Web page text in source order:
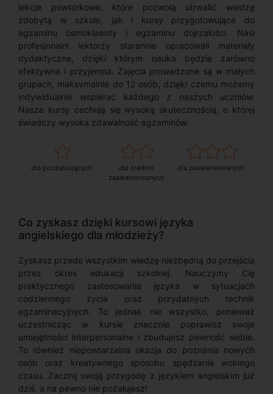
lekcje powtórkowe, które pozwolą utrwalić wiedzę
zdobytą w szkole, jak i kursy przygotowujące do
egzaminu ósmoklasisty i egzaminu dojrzałości. Nasi
profesjonalni lektorzy starannie opracowali materiały
dydaktyczne, dzięki którym nauka będzie zarówno
efektywna i przyjemna. Zajęcia prowadzone są w małych
grupach, maksymalnie do 12 osób, dzięki czemu możemy
indywidualnie wspierać każdego z naszych uczniów.
Nasze kursy cechują się wysoką skutecznością, o której
świadczy wysoka zdawalność egzaminów.
dla początkujących
dla średnio
zaawansowanych
dla zaawansowanych
Co zyskasz dzięki kursowi języka
angielskiego dla młodzieży?
Zyskasz przede wszystkim wiedzę niezbędną do przejścia
przez okres edukacji szkolnej. Nauczymy Cię
praktycznego zastosowania języka w sytuacjach
codziennego życia oraz przydatnych technik
egzaminacyjnych. To jednak nie wszystko, ponieważ
uczestnicząc w kursie znacznie poprawisz swoje
umiejętności interpersonalne i zbudujesz pewność siebie.
To również niepowtarzalna okazja do poznania nowych
osób oraz kreatywnego sposobu spędzania wolnego
czasu. Zacznij swoją przygodę z językiem angielskim już
dziś, a na pewno nie pożałujesz!